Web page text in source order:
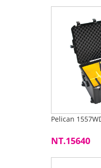
Pelican
NT.15640